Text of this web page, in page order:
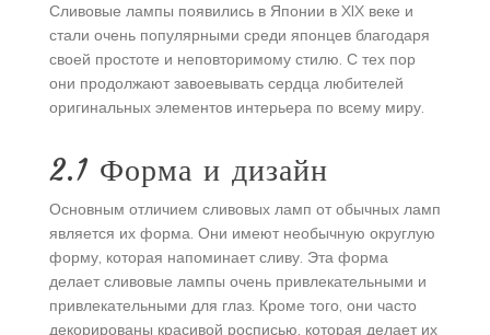
Сливовые лампы появились в Японии в XIX веке и
стали очень популярными среди японцев благодаря
своей простоте и неповторимому стилю. С тех пор
они продолжают завоевывать сердца любителей
оригинальных элементов интерьера по всему миру.
2.1 Форма и дизайн
Основным отличием сливовых ламп от обычных ламп
является их форма. Они имеют необычную округлую
форму, которая напоминает сливу. Эта форма
делает сливовые лампы очень привлекательными и
привлекательными для глаз. Кроме того, они часто
декорированы красивой росписью, которая делает их